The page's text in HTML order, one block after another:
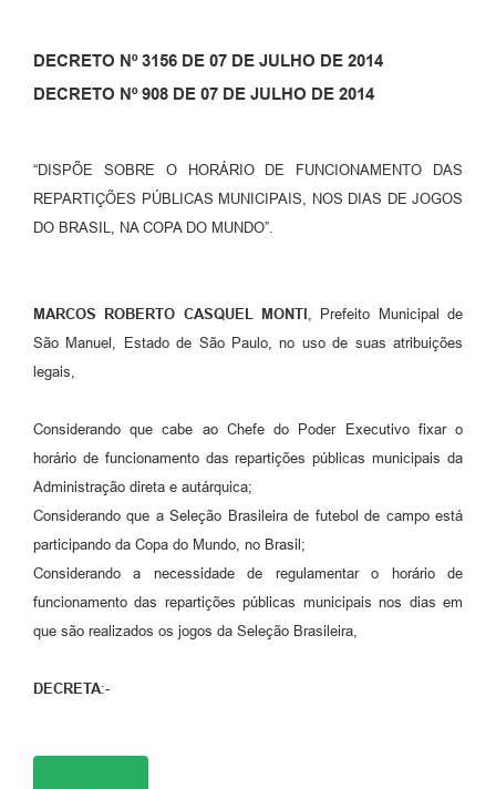
DECRETO Nº 3156 DE 07 DE JULHO DE 2014
DECRETO Nº 908 DE 07 DE JULHO DE 2014
“DISPÕE SOBRE O HORÁRIO DE FUNCIONAMENTO DAS
REPARTIÇÕES PÚBLICAS MUNICIPAIS, NOS DIAS DE JOGOS
DO BRASIL, NA COPA DO MUNDO”.
MARCOS ROBERTO CASQUEL MONTI , Prefeito Municipal de
São Manuel, Estado de São Paulo, no uso de suas atribuições
legais,
Considerando que cabe ao Chefe do Poder Executivo fixar o
horário de funcionamento das repartições públicas municipais da
Administração direta e autárquica;
Considerando que a Seleção Brasileira de futebol de campo está
participando da Copa do Mundo, no Brasil;
Considerando a necessidade de regulamentar o horário de
funcionamento das repartições públicas municipais nos dias em
que são realizados os jogos da Seleção Brasileira,
DECRETA:-